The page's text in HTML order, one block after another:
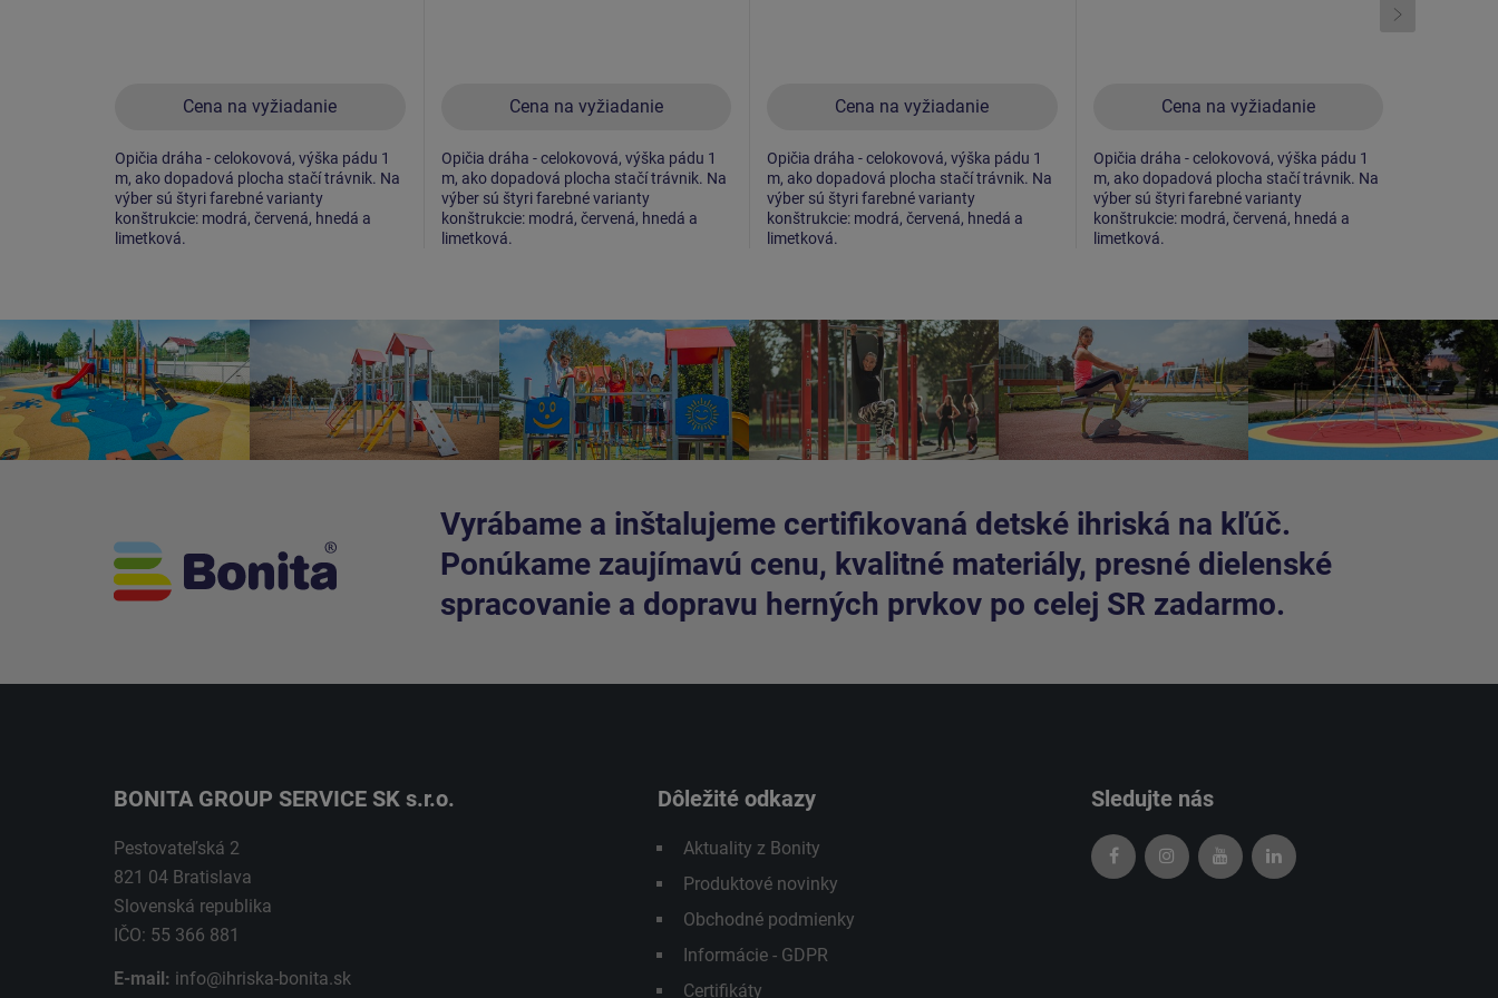
Cena na vyžiadanie
Opičia dráha - celokovová, výška pádu 1
m, ako dopadová plocha stačí trávnik. Na
výber sú štyri farebné varianty
konštrukcie: modrá, červená, hnedá a
limetková.
Cena na vyžiadanie
Opičia dráha - celokovová, výška pádu 1
m, ako dopadová plocha stačí trávnik. Na
výber sú štyri farebné varianty
konštrukcie: modrá, červená, hnedá a
limetková.
Cena na vyžiadanie
Opičia dráha - celokovová, výška pádu 1
m, ako dopadová plocha stačí trávnik. Na
výber sú štyri farebné varianty
konštrukcie: modrá, červená, hnedá a
limetková.
Cena na vyžiadanie
Opičia dráha - celokovová, výška pádu 1
m, ako dopadová plocha stačí trávnik. Na
výber sú štyri farebné varianty
konštrukcie: modrá, červená, hnedá a
limetková.
Vyrábame a inštalujeme certifikovaná detské ihriská na kľúč.
Ponúkame zaujímavú cenu, kvalitné materiály, presné dielenské
spracovanie a dopravu herných prvkov po celej SR zadarmo.
BONITA GROUP SERVICE SK s.r.o.
Pestovateľská 2
821 04 Bratislava
Slovenská republika
IČO: 55 366 881
E-mail: info@ihriska-bonita.sk
Dôležité odkazy
Aktuality z Bonity
Produktové novinky
Obchodné podmienky
Informácie - GDPR
Certifikáty
Sledujte nás